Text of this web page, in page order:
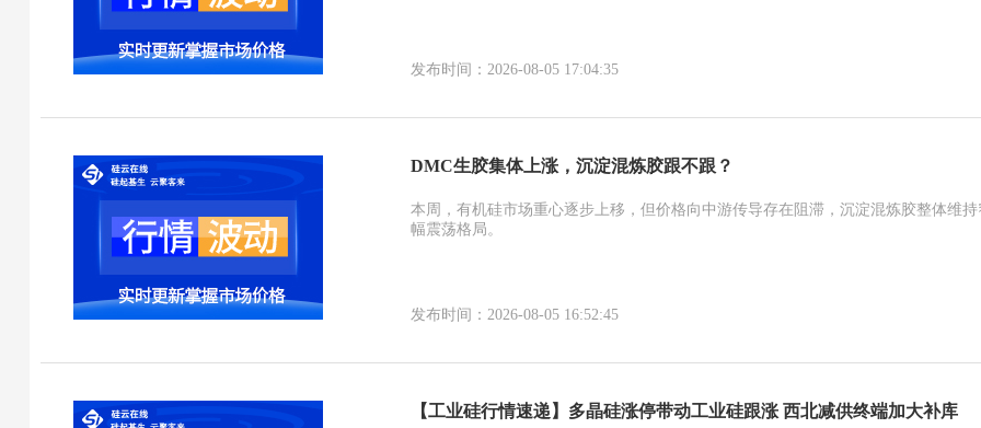
发布时间：2026-08-05 17:04:35
DMC生胶集体上涨，沉淀混炼胶跟不跟？
本周，有机硅市场重心逐步上移，但价格向中游传导存在阻滞，沉淀混炼胶整体维持
幅震荡格局。
发布时间：2026-08-05 16:52:45
【工业硅行情速递】多晶硅涨停带动工业硅跟涨 西北减供终端加大补库